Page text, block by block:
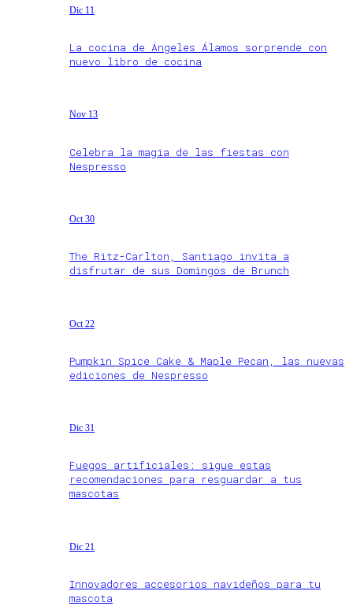
Dic 11
La cocina de Ángeles Álamos sorprende con
nuevo libro de cocina
Nov 13
Celebra la magia de las fiestas con
Nespresso
Oct 30
The Ritz-Carlton, Santiago invita a
disfrutar de sus Domingos de Brunch
Oct 22
Pumpkin Spice Cake & Maple Pecan, las nuevas
ediciones de Nespresso
Dic 31
Fuegos artificiales: sigue estas
recomendaciones para resguardar a tus
mascotas
Dic 21
Innovadores accesorios navideños para tu
mascota